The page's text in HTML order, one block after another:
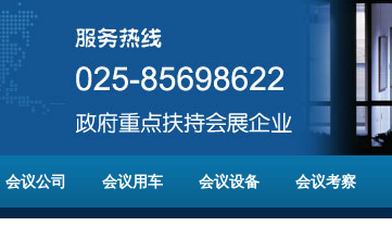
会议公司 会议用车 会议设备 会议考察